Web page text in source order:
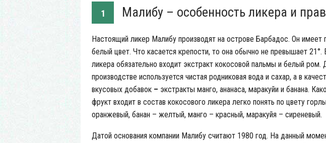
1 Малибу – особенность ликера и
Настоящий ликер Малибу производят на острове Барбадос. Он имеет
белый цвет. Что касается крепости, то она обычно не превышает 21°.
ликера обязательно входит экстракт кокосовой пальмы и белый ром.
производстве используется чистая родниковая вода и сахар, а в
вкусовых добавок – экстракты манго, ананаса, маракуйи и банана.
фрукт входит в состав кокосового ликера легко понять по цвету
оранжевый, банан – желтый, манго – красный, маракуйя – сиреневый.
Датой основания компании Малибу считают 1980 год. На данный